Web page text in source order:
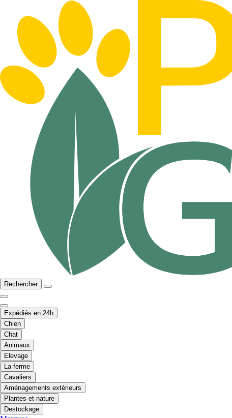
Rechercher
Expédiés en 24h
Chien
Chat
Animaux
Elevage
La ferme
Cavaliers
Aménagements extérieurs
Plantes et nature
Destockage